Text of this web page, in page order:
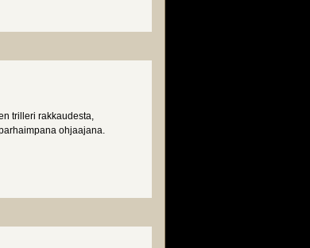
trilleri rakkaudesta,
ohjaajana.